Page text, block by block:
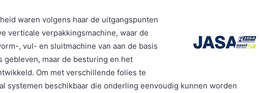
waren volgens haar de uitgangspunten
verticale verpakkingsmachine, waar de
, vul- en sluitmachine van aan de basis
gebleven, maar de besturing en het
Om met verschillende folies te
systemen beschikbaar die onderling eenvoudig kunnen worden